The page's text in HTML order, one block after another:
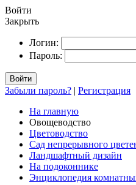
Войти
Закрыть
Логин:
Пароль:
Войти
Забыли пароль? | Регистрация
На главную
Овощеводство
Цветоводство
Сад непрерывного
Ландшафтный дизайн
На подоконнике
Энциклопедия